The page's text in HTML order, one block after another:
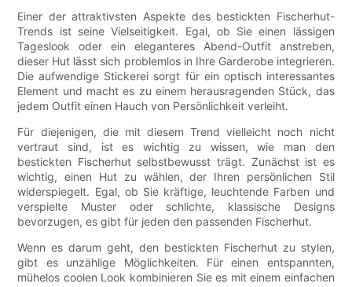
Einer der attraktivsten Aspekte des bestickten Fischerhut-
Trends ist seine Vielseitigkeit. Egal, ob Sie einen lässigen
Tageslook oder ein eleganteres Abend-Outfit anstreben,
dieser Hut lässt sich problemlos in Ihre Garderobe integrieren.
Die aufwendige Stickerei sorgt für ein optisch interessantes
Element und macht es zu einem herausragenden Stück, das
jedem Outfit einen Hauch von Persönlichkeit verleiht.
Für diejenigen, die mit diesem Trend vielleicht noch nicht
vertraut sind, ist es wichtig zu wissen, wie man den
bestickten Fischerhut selbstbewusst trägt. Zunächst ist es
wichtig, einen Hut zu wählen, der Ihren persönlichen Stil
widerspiegelt. Egal, ob Sie kräftige, leuchtende Farben und
verspielte Muster oder schlichte, klassische Designs
bevorzugen, es gibt für jeden den passenden Fischerhut.
Wenn es darum geht, den bestickten Fischerhut zu stylen,
gibt es unzählige Möglichkeiten. Für einen entspannten,
mühelos coolen Look kombinieren Sie es mit einem einfachen